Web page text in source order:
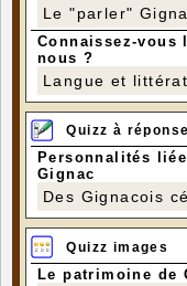
Le "parler"
Connaissez-vous
nous ?
Langue et
Quizz à
Personnalités
Gignac
Des Gignacois
Quizz images
Le patrimoine de